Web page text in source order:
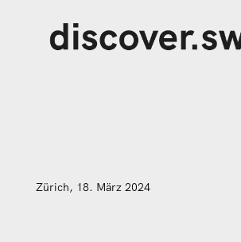
Zürich, 18. März 2024